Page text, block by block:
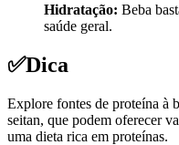
Hidratação: Beba
saúde geral.
✅Dica
Explore fontes de proteína à
seitan, que podem oferecer
uma dieta rica em proteínas.